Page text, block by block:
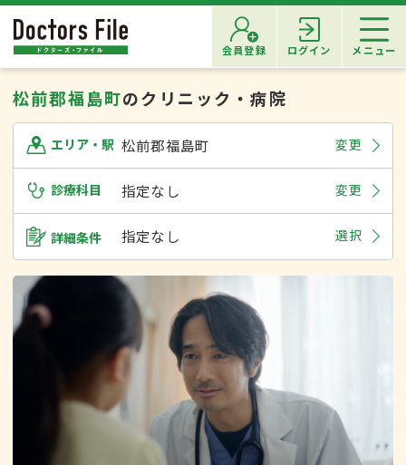
会員登録 ログイン メニュー
松前郡福島町のクリニック・病院
エリア・駅 松前郡福島町 変更
診療科目 指定なし 変更
詳細条件 指定なし 選択